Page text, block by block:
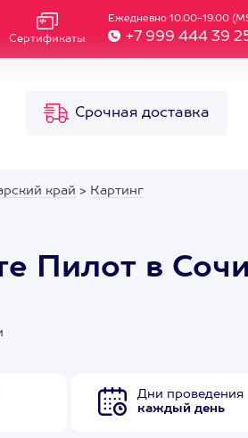
Сертификаты
Ежедневно 10.00-19.00
+7 999 444 39
Срочная доставка
край > Картинг
Пилот в Сочи
Дни проведения
каждый день